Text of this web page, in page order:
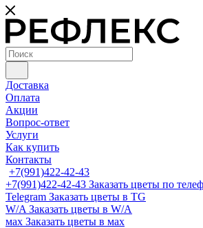
Доставка
Оплата
Акции
Вопрос-ответ
Услуги
Как купить
Контакты
+7(991)422-42-43
+7(991)422-42-43 Заказать цветы по
Telegram Заказать цветы в TG
W/A Заказать цветы в W/A
мах Заказать цветы в мах